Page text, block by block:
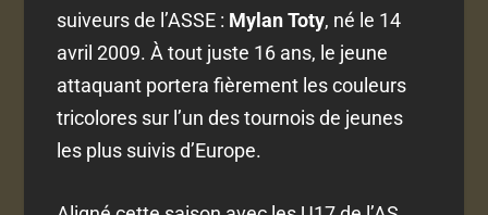
suiveurs de l’ASSE : Mylan Toty, né le 14
avril 2009. À tout juste 16 ans, le jeune
attaquant portera fièrement les couleurs
tricolores sur l’un des tournois de jeunes
les plus suivis d’Europe.